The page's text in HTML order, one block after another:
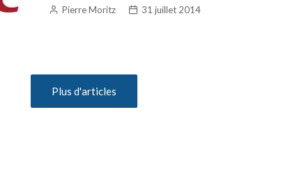
Pierre Moritz 31 juillet 2014
Plus d'articles